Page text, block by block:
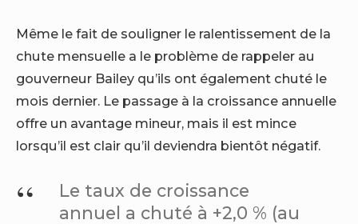
Même le fait de souligner le ralentissement de la
chute mensuelle a le problème de rappeler au
gouverneur Bailey qu’ils ont également chuté le
mois dernier. Le passage à la croissance annuelle
offre un avantage mineur, mais il est mince
lorsqu’il est clair qu’il deviendra bientôt négatif.
Le taux de croissance
annuel a chuté à +2,0 % (au